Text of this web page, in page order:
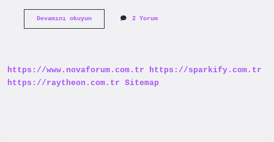
Devamını okuyunHattuşada
2 Yorum
https://www.novaforum.com.tr
https://sparkify.com.tr
https://raytheon.com.tr Sitemap